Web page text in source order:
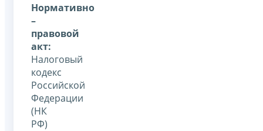
Нормативно
–
правовой
акт:
Налоговый
кодекс
Российской
Федерации
(НК
РФ)